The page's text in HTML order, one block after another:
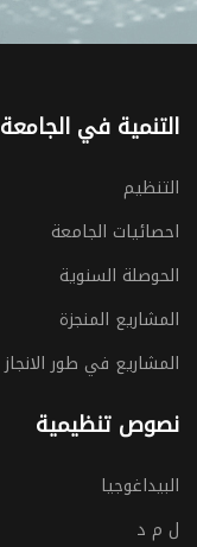
التنمية في الجامعة
التنظيم
احصائيات الجامعة
الحوصلة السنوية
المشاريع المنجزة
المشاريع في طور الانجاز
نصوص تنظيمية
البيداغوجيا
ل م د